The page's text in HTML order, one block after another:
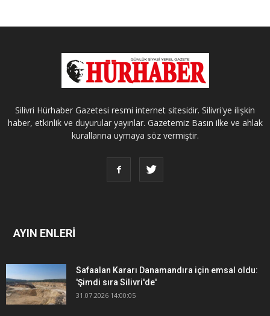
Silivri Hürhaber Gazetesi resmi internet sitesidir. Silivri'ye ilişkin
haber, etkinlik ve duyurular yayınlar. Gazetemiz Basın ilke ve ahlak
kurallarına uymaya söz vermiştir.
AYIN ENLERİ
Safaalan Kararı Danamandıra için emsal oldu:
'Şimdi sıra Silivri'de'
31.07.2026 14:00:05